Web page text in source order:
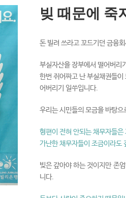
빚 때문에 죽
돈 빌려 쓰라고 꼬드기던 금융
부실자산을 장부에서 떨어버리
한번 쥐어짜고 난 부실채권들
어버리기 일쑤입니다.
우리는 시민들의 모금을 바탕
형편이 전혀 안되는 채무자들
가난한 채무자들이 조금이라도
빚은 갚아야 하는 것이지만 존
니다.